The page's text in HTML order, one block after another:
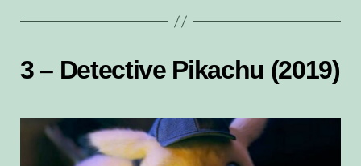
3 – Detective Pikachu (2019)